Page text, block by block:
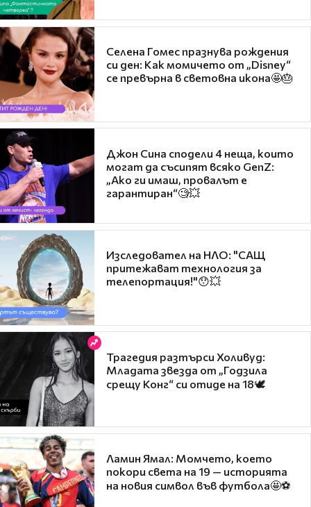
Селена Гомес празнува рождения
си ден: Как момичето от „Disney“
се превърна в световна икона🤩🎂
Джон Сина сподели 4 неща, които
могат да съсипят всяко GenZ:
„Ако ги имаш, провалът е
гарантиран“🧐💥
Изследовател на НЛО: "САЩ
притежават технология за
телепортация!"😯💥
Трагедия разтърси Холивуд:
Младата звезда от „Годзила
срещу Конг“ си отиде на 18🕊️
Ламин Ямал: Момчето, което
покори света на 19 — историята
на новия символ във футбола🤩⚽